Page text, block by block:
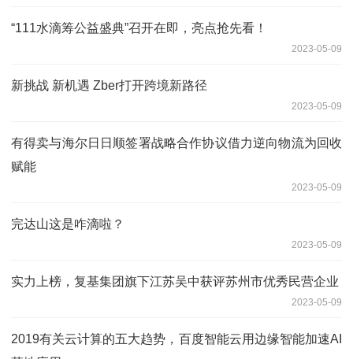
“111水滴筹公益盛典”召开在即，亮点抢先看！
2023-05-09
新挑战 新机遇 Zber打开跨境新路径
2023-05-09
有得卖与海尔日日顺签署战略合作协议借力逆向物流为回收
赋能
2023-05-09
完达山这是咋滴啦？
2023-05-09
实力上榜，复基集团旗下江苏吴中获评苏州市优秀民营企业
2023-05-09
2019有关云计算的五大趋势，百度智能云用边缘智能加速AI